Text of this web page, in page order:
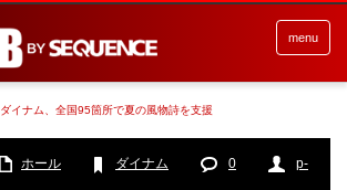
menu
ダイナム、全国95箇所で夏の風物詩を支援
ホール ダイナム 0
p-